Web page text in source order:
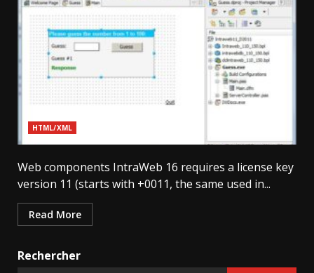
HTML/XML
Web components IntraWeb 16 requires a license key
version 11 (starts with +0011, the same used in...
Read More
Rechercher